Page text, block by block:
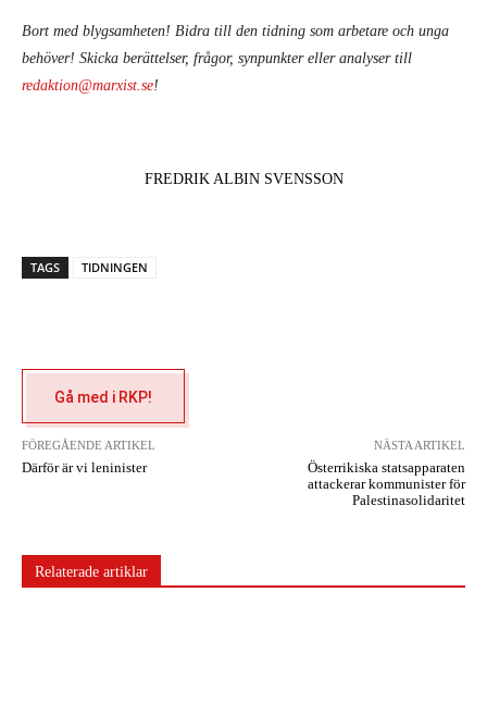
Bort med blygsamheten! Bidra till den tidning som arbetare och unga
behöver! Skicka berättelser, frågor, synpunkter eller analyser till
redaktion@marxist.se!
FREDRIK ALBIN SVENSSON
TAGS TIDNINGEN
Gå med i RKP!
FÖREGÅENDE ARTIKEL
Därför är vi leninister
NÄSTA ARTIKEL
Österrikiska statsapparaten
attackerar kommunister för
Palestinasolidaritet
Relaterade artiklar